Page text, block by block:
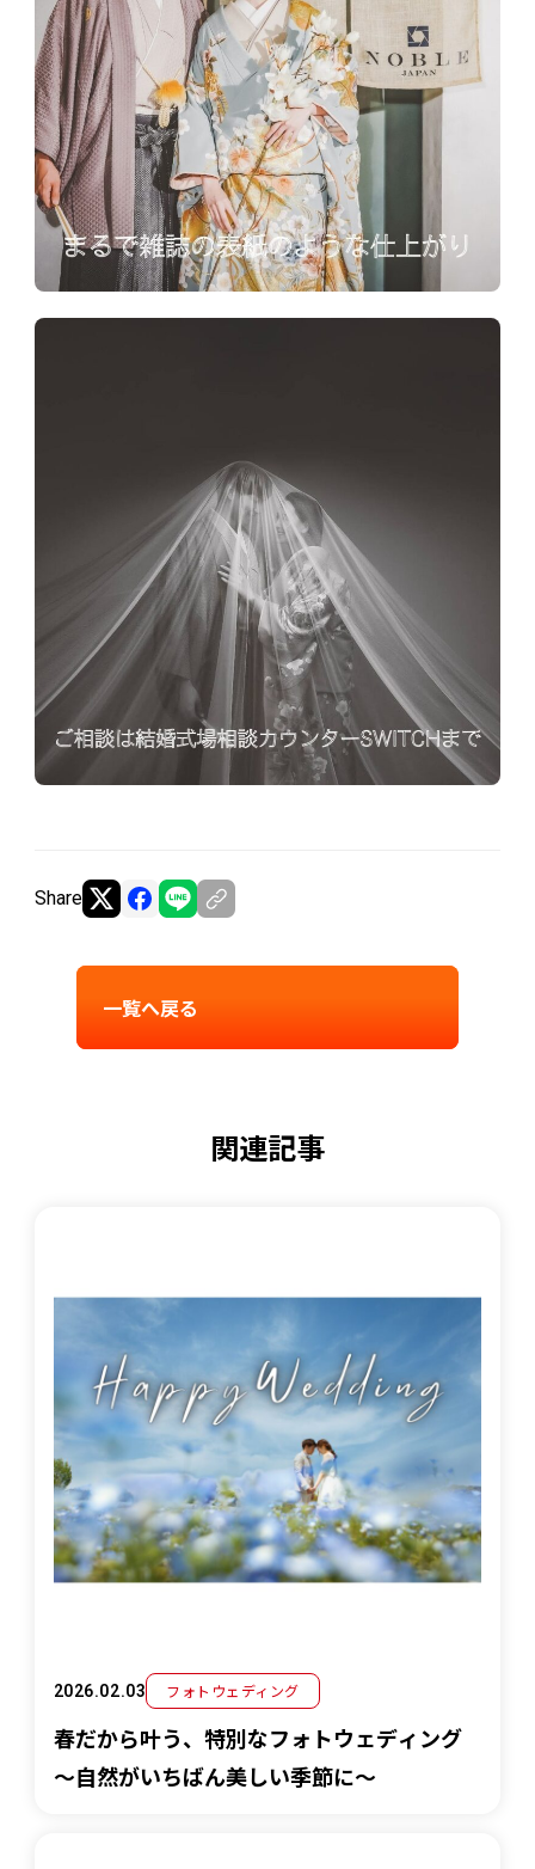
Share
一覧へ戻る
関連記事
2026.02.03 フォトウェディング
春だから叶う、特別なフォトウェディング
～自然がいちばん美しい季節に～